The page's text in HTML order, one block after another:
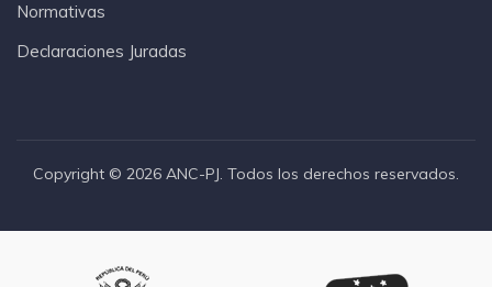
Normativas
Declaraciones Juradas
Copyright © 2026 ANC-PJ. Todos los derechos reservados.